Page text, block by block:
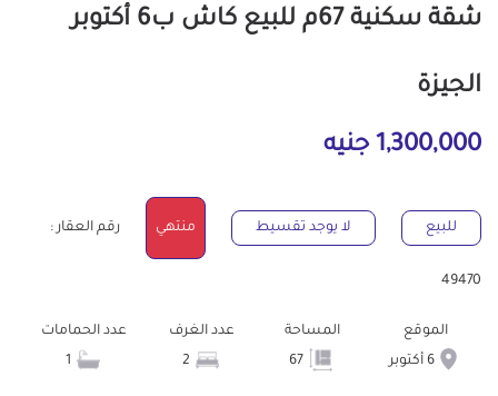
شقة سكنية 67م للبيع كاش ب6 أكتوبر
الجيزة
1,300,000 جنيه
للبيع لا يوجد تقسيط منتهي رقم العقار :
49470
الموقع
6 أكتوبر
المساحة
عدد الغرف
عدد الحمامات